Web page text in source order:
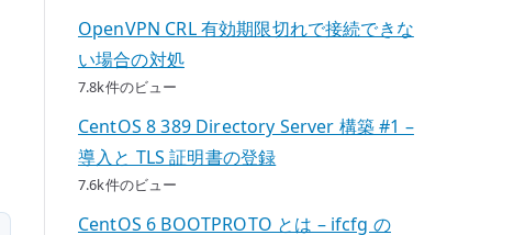
OpenVPN CRL 有効期限切れで接続できな
い場合の対処
7.8k件のビュー
CentOS 8 389 Directory Server 構築 #1 –
導入と TLS 証明書の登録
7.6k件のビュー
CentOS 6 BOOTPROTO とは – ifcfg の